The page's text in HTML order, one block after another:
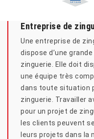
Entreprise de
Une entreprise de
dispose d’une
zinguerie. Elle doit
une équipe très
dans toute situation
zinguerie. Travailler
pour un projet de
les clients peuvent
leurs projets dans la